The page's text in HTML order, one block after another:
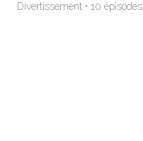
Divertissement • 10 épisodes